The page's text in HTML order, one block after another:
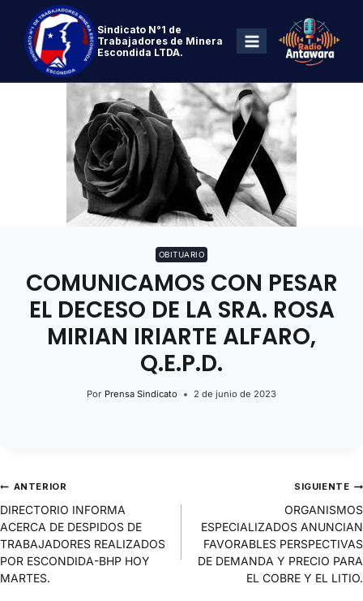
Sindicato N°1 de
Trabajadores de Minera
Escondida LTDA.
OBITUARIO
COMUNICAMOS CON PESAR
EL DECESO DE LA SRA. ROSA
MIRIAN IRIARTE ALFARO,
Q.E.P.D.
Por Prensa Sindicato 2 de junio de 2023
ANTERIOR
DIRECTORIO INFORMA
ACERCA DE DESPIDOS DE
TRABAJADORES REALIZADOS
POR ESCONDIDA-BHP HOY
MARTES.
SIGUIENTE
ORGANISMOS
ESPECIALIZADOS ANUNCIAN
FAVORABLES PERSPECTIVAS
DE DEMANDA Y PRECIO PARA
EL COBRE Y EL LITIO.